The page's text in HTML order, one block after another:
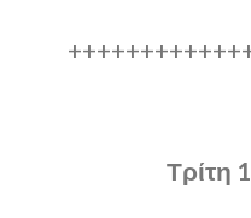
Τρίτη